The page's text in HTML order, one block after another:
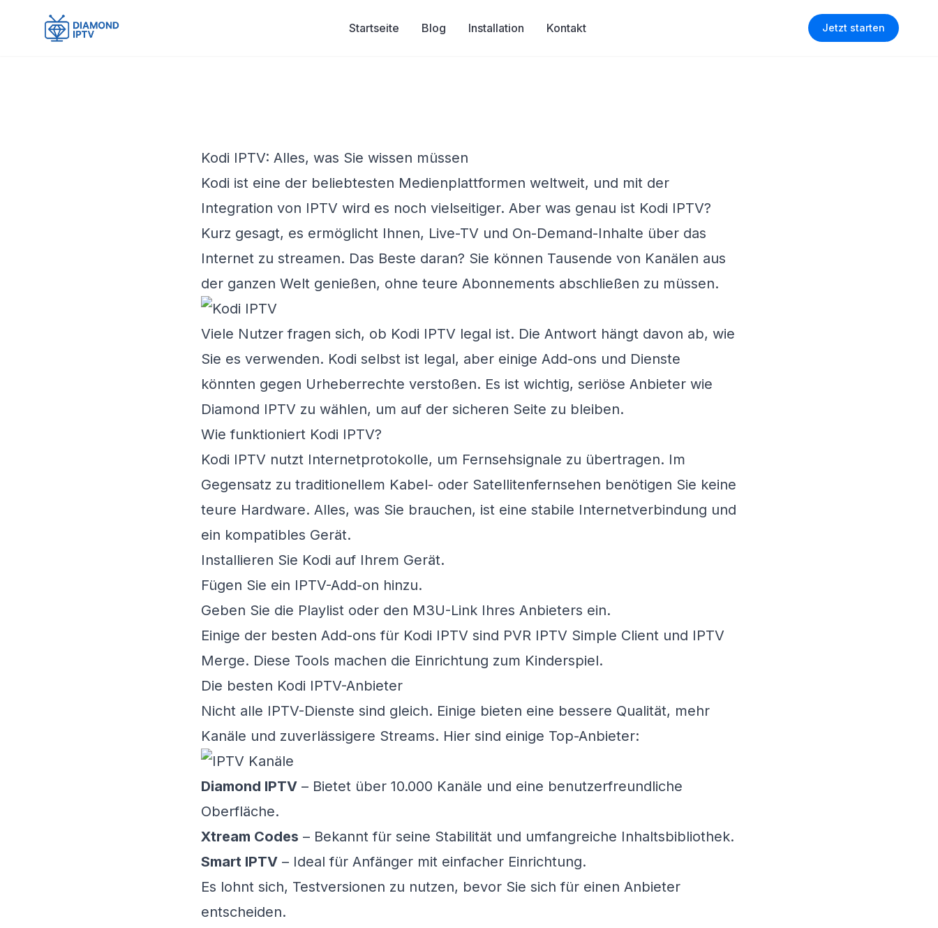
Startseite Blog Installation Kontakt Jetzt starten
Kodi IPTV: Alles, was Sie wissen müssen
Kodi ist eine der beliebtesten Medienplattformen weltweit, und mit der
Integration von IPTV wird es noch vielseitiger. Aber was genau ist Kodi IPTV?
Kurz gesagt, es ermöglicht Ihnen, Live-TV und On-Demand-Inhalte über das
Internet zu streamen. Das Beste daran? Sie können Tausende von Kanälen aus
der ganzen Welt genießen, ohne teure Abonnements abschließen zu müssen.
Viele Nutzer fragen sich, ob Kodi IPTV legal ist. Die Antwort hängt davon ab, wie
Sie es verwenden. Kodi selbst ist legal, aber einige Add-ons und Dienste
könnten gegen Urheberrechte verstoßen. Es ist wichtig, seriöse Anbieter wie
Diamond IPTV zu wählen, um auf der sicheren Seite zu bleiben.
Wie funktioniert Kodi IPTV?
Kodi IPTV nutzt Internetprotokolle, um Fernsehsignale zu übertragen. Im
Gegensatz zu traditionellem Kabel- oder Satellitenfernsehen benötigen Sie keine
teure Hardware. Alles, was Sie brauchen, ist eine stabile Internetverbindung und
ein kompatibles Gerät.
Installieren Sie Kodi auf Ihrem Gerät.
Fügen Sie ein IPTV-Add-on hinzu.
Geben Sie die Playlist oder den M3U-Link Ihres Anbieters ein.
Einige der besten Add-ons für Kodi IPTV sind PVR IPTV Simple Client und IPTV
Merge. Diese Tools machen die Einrichtung zum Kinderspiel.
Die besten Kodi IPTV-Anbieter
Nicht alle IPTV-Dienste sind gleich. Einige bieten eine bessere Qualität, mehr
Kanäle und zuverlässigere Streams. Hier sind einige Top-Anbieter:
Diamond IPTV – Bietet über 10.000 Kanäle und eine benutzerfreundliche
Oberfläche.
Xtream Codes – Bekannt für seine Stabilität und umfangreiche Inhaltsbibliothek.
Smart IPTV – Ideal für Anfänger mit einfacher Einrichtung.
Es lohnt sich, Testversionen zu nutzen, bevor Sie sich für einen Anbieter
entscheiden.